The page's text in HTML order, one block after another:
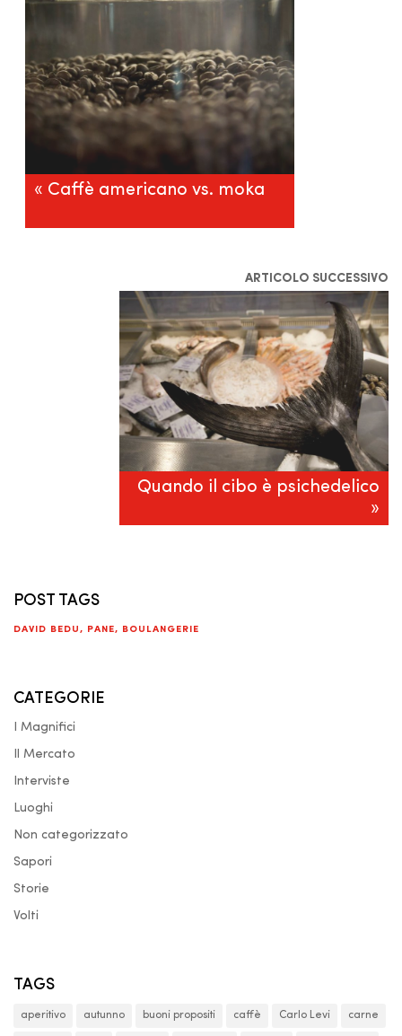
« Caffè americano vs. moka
ARTICOLO SUCCESSIVO
Quando il cibo è psichedelico
»
POST TAGS
DAVID BEDU, PANE, BOULANGERIE
CATEGORIE
I Magnifici
Il Mercato
Interviste
Luoghi
Non categorizzato
Sapori
Storie
Volti
TAGS
aperitivo autunno buoni propositi caffè Carlo Levi carne